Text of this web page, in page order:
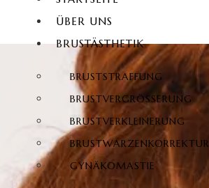
ÜBER UNS
BRUSTÄSTHETIK
BRUSTSTRAFFUNG
BRUSTVERGRÖSSERUNG
BRUSTVERKLEINERUNG
BRUSTWARZENKORREKTUR
GYNÄKOMASTIE